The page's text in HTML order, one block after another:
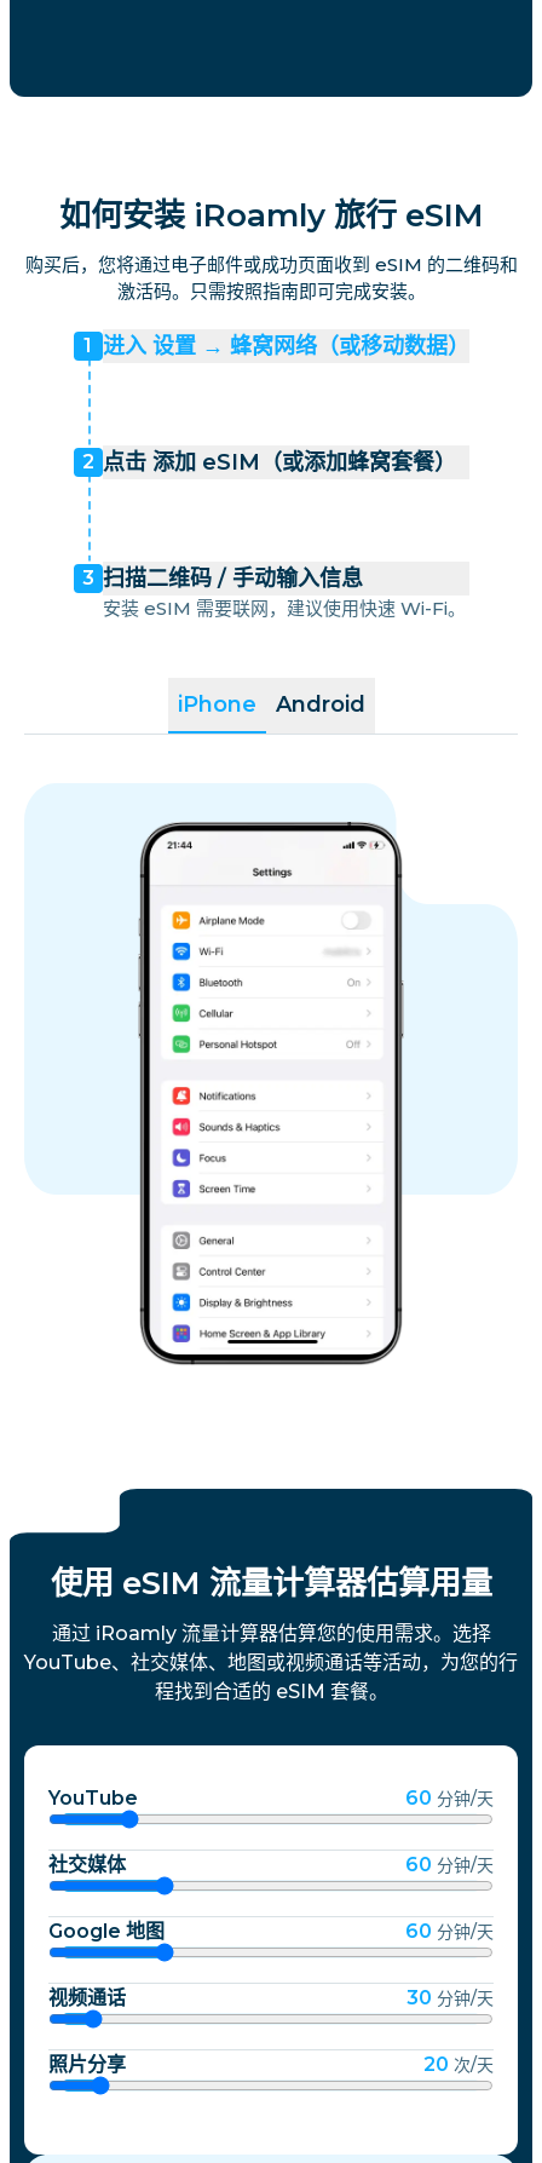
如何安装 iRoamly 旅行 eSIM
购买后，您将通过电子邮件或成功页面收到 eSIM 的二维码和
激活码。只需按照指南即可完成安装。
iPhone Android
1 进入 设置 → 蜂窝网络（或移动数据）
2 点击 添加 eSIM（或添加蜂窝套餐）
3 扫描二维码 / 手动输入信息
安装 eSIM 需要联网，建议使用快速 Wi-Fi。
使用 eSIM 流量计算器估算用量
通过 iRoamly 流量计算器估算您的使用需求。选择
YouTube、社交媒体、地图或视频通话等活动，为您的行
程找到合适的 eSIM 套餐。
YouTube 60 分钟/天
社交媒体 60 分钟/天
Google 地图 60 分钟/天
视频通话 30 分钟/天
照片分享 20 次/天